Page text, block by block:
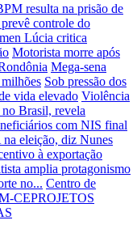
resulta na prisão de
controle do
Lúcia critica
Motorista morre após
Mega-sena
Sob pressão dos
vida elevado Violência
Brasil, revela
com NIS final
eleição, diz Nunes
à exportação
amplia protagonismo
no... Centro de
CEPROJETOS